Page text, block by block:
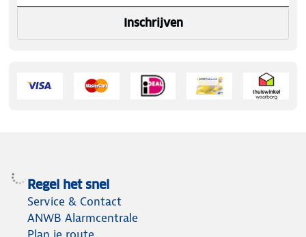
Inschrijven
Regel het snel
Service & Contact
ANWB Alarmcentrale